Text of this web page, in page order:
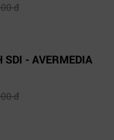
đ
SDI - AVERMEDIA
đ